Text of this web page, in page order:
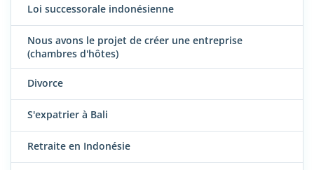
Loi successorale indonésienne
Nous avons le projet de créer une entreprise
(chambres d'hôtes)
Divorce
S'expatrier à Bali
Retraite en Indonésie